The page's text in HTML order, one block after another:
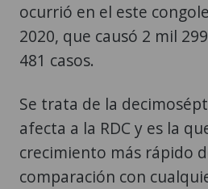
ocurrió en el este
2020, que causó 2 mil
481 casos.
Se trata de la
afecta a la RDC y es la
crecimiento más rápido
comparación con